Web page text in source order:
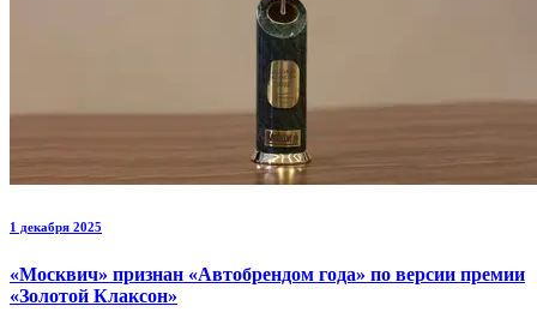
1 декабря 2025
«Москвич» признан «Автобрендом года» по версии премии
«Золотой Клаксон»